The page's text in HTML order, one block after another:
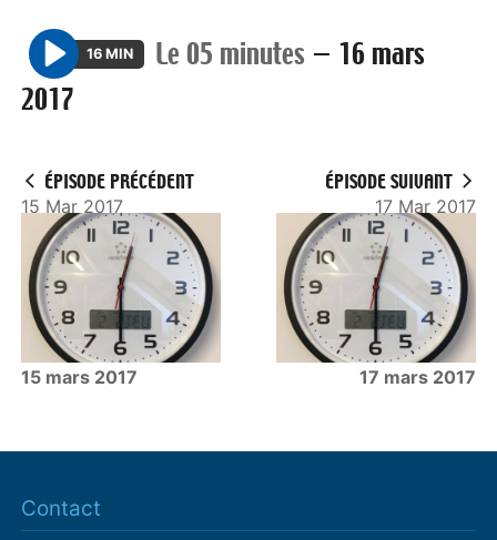
P
l
16 MIN Le 05 minutes — 16 mars
2017
ÉPISODE PRÉCÉDENT
15 Mar 2017
15 mars 2017
ÉPISODE SUIVANT
17 Mar 2017
17 mars 2017
Contact